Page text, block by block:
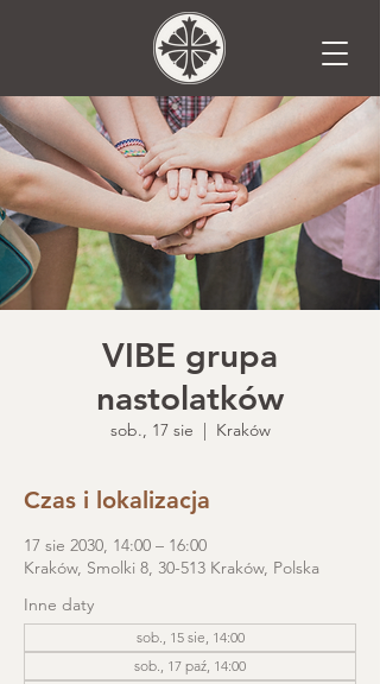
VIBE grupa
nastolatków
sob., 17 sie
  |
Kraków
Czas i lokalizacja
17 sie 2030, 14:00 – 16:00
Kraków, Smolki 8, 30-513 Kraków, Polska
Inne daty
sob., 15 sie, 14:00
sob., 17 paź, 14:00